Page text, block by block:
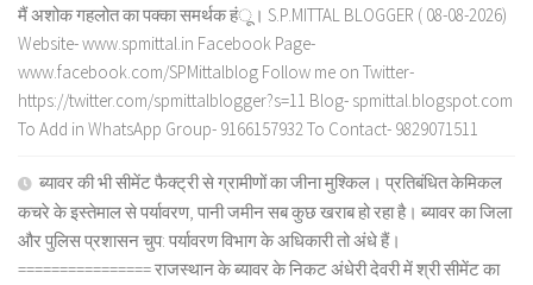
मैं अशोक गहलोत का पक्का समर्थक हंू। S.P.MITTAL BLOGGER ( 08-08-2026)
Website- www.spmittal.in Facebook Page-
www.facebook.com/SPMittalblog Follow me on Twitter-
https://twitter.com/spmittalblogger?s=11 Blog- spmittal.blogspot.com
To Add in WhatsApp Group- 9166157932 To Contact- 9829071511
ब्यावर की भी सीमेंट फैक्ट्री से ग्रामीणों का जीना मुश्किल। प्रतिबंधित केमिकल
कचरे के इस्तेमाल से पर्यावरण, पानी जमीन सब कुछ खराब हो रहा है। ब्यावर का जिला
और पुलिस प्रशासन चुप: पर्यावरण विभाग के अधिकारी तो अंधे हैं।
================ राजस्थान के ब्यावर के निकट अंधेरी देवरी में श्री सीमेंट का